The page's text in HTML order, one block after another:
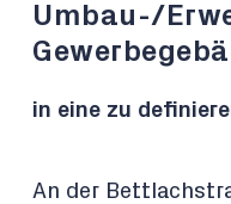
Umbau-/
in eine zu
An der